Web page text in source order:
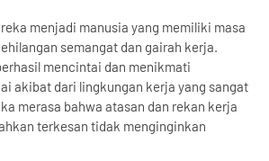
menjadi manusia yang memiliki masa
semangat dan gairah kerja.
mencintai dan menikmati
akibat dari lingkungan kerja yang sangat
merasa bahwa atasan dan rekan kerja
terkesan tidak menginginkan